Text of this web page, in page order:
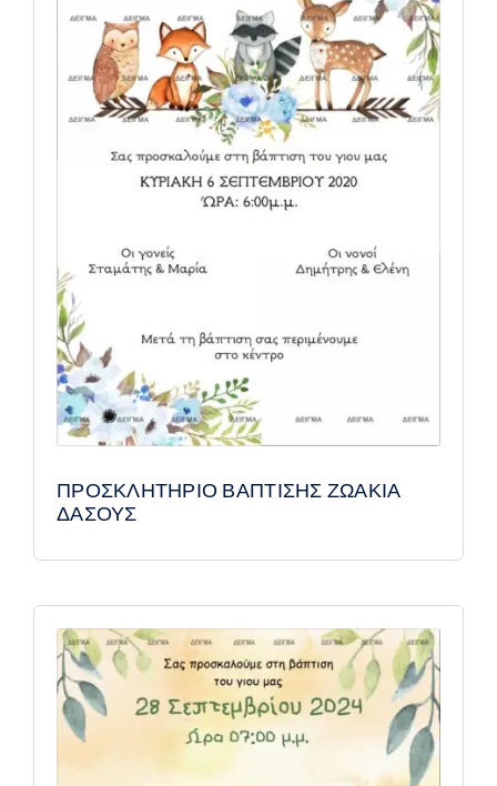
ΠΡΟΣΚΛΗΤΗΡΙΟ ΒΑΠΤΙΣΗΣ ΖΩΑΚΙΑ
ΔΑΣΟΥΣ